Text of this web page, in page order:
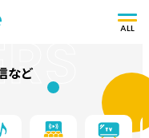
ALL
など